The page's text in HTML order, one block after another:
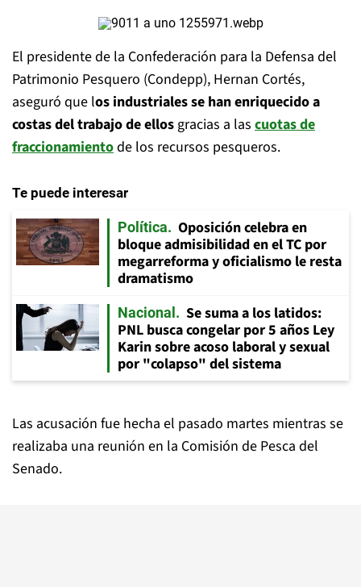
El presidente de la Confederación para la Defensa del
Patrimonio Pesquero (Condepp), Hernan Cortés,
aseguró que los industriales se han enriquecido a
costas del trabajo de ellosgracias a las cuotas de
fraccionamientode los recursos pesqueros.
Te puede interesar
Política
Oposición celebra en
bloque admisibilidad en el TC por
megarreforma y oficialismo le resta
dramatismo
Nacional
Se suma a los latidos:
PNL busca congelar por 5 años Ley
Karin sobre acoso laboral y sexual
por "colapso" del sistema
Las acusación fue hecha el pasado martes mientras se
realizaba una reunión en la Comisión de Pesca del
Senado.